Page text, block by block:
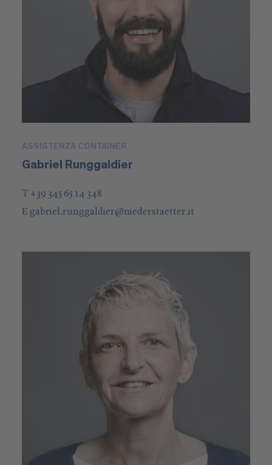
ASSISTENZA CONTAINER
Gabriel Runggaldier
T +39 345 65 14 348
E gabriel.runggaldier@niederstaetter.it